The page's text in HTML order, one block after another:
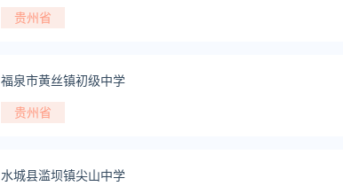
贵州省
福泉市黄丝镇初级中学
贵州省
水城县滥坝镇尖山中学